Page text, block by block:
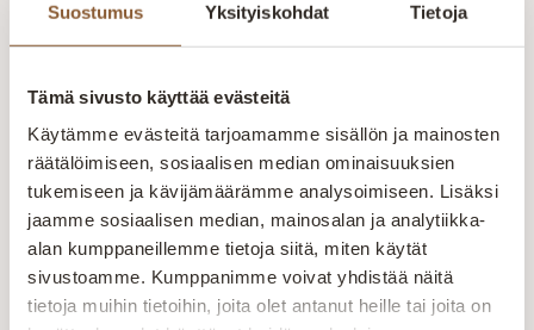
Suostumus Yksityiskohdat Tietoja
Tämä sivusto käyttää evästeitä
Käytämme evästeitä tarjoamamme sisällön ja mainosten
räätälöimiseen, sosiaalisen median ominaisuuksien
tukemiseen ja kävijämäärämme analysoimiseen. Lisäksi
jaamme sosiaalisen median, mainosalan ja analytiikka-
alan kumppaneillemme tietoja siitä, miten käytät
sivustoamme. Kumppanimme voivat yhdistää näitä
tietoja muihin tietoihin, joita olet antanut heille tai joita on
Pilvi sohva modulit
Storm
Pilvi sohvamoduulit
Storm Pilvi -sohva
muodostuu 3
erilaisesta moduulista;
1-istuttava, kulmapala
sekä rahi. Rahikokoja
on saatavilla eri
975,00€– 1 470,00€
Omega 2.5-istuttava
sohva Diamonds
Omega 2.5-istuttava
sohva Diamonds
Suomessa valmistettu
Omega 2.5-istuttava
sohva tarjoaa kiinteät
istuin- ja selkätyynyt.
Alkaen2 985,00€
sohva
sohva
istuttava